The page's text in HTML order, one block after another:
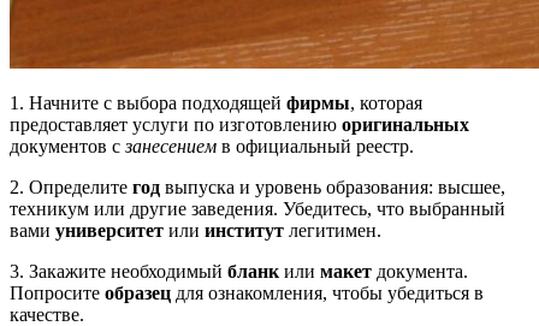
1. Начните с выбора подходящей фирмы, которая
предоставляет услуги по изготовлению оригинальных
документов сзанесением в официальный реестр.
2. Определите год выпуска и уровень образования: высшее,
техникум или другие заведения. Убедитесь, что выбранный
вами университет или институт легитимен.
3. Закажите необходимый бланк или макет документа.
Попросите образец для ознакомления, чтобы убедиться в
качестве.